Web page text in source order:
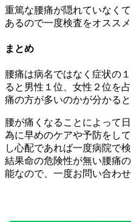
重篤な腰痛が隠れていなく
あるので一度検査をオススメ
まとめ
腰痛は病名ではなく症状の
ると男性１位、女性２位を
痛の方が多いのかが分かると
腰が痛くなることによって
為に早めのケアや予防をし
し心配であれば一度病院で
結果命の危険性が無い腰痛
能なので、一度お問い合わせ